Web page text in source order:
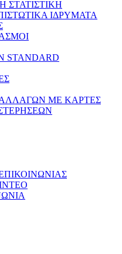
ΣΤΑΤΙΣΤΙΚΗ
ΙΔΡΥΜΑΤΑ
STANDARD
ΜΕ ΚΑΡΤΕΣ